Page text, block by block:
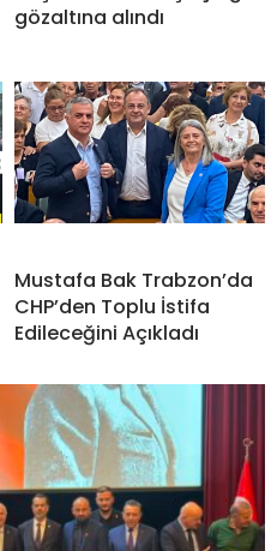
gözaltına alındı
Mustafa Bak Trabzon’da
CHP’den Toplu İstifa
Edileceğini Açıkladı